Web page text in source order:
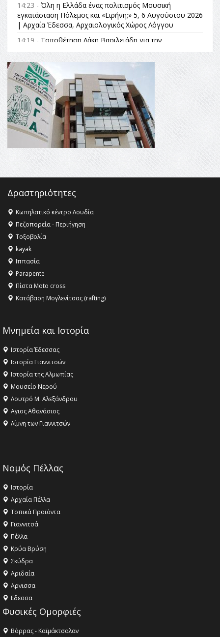
14:23 - Όλη η Ελλάδα ένας πολιτισμός Μουσική
εγκατάσταση Πόλεμος και «Ειρήνη;» 5, 6 Αυγούστου 2026
| Αρχαία Έδεσσα, Αρχαιολογικός Χώρος Λόγγου
14:19 - Τοποθέτηση Λάκη Βασιλειάδη για την
Αναθεώρηση του Συντάγματος: «Σε τέτοιες κορυφαίες
θεσμικές διαδικασίες υπάρχει μόνο η ευθύνη απέναντι
στις επόμενες γενιές»
16:35 -Το πρόγραμμα του ΠΑΟΚ στον δεύτερο γύρο του
Champions League!
16:27 -Όλυμπος: Εντάχθηκε στον Κατάλογο Παγκόσμιας
Κληρονομιάς της UNESCO – Ομόφωνη η απόφαση Ο
Όλυμπος αναγνωρίστηκε ως φυσικό και πολιτιστικό
αγαθό εξέχουσας οικουμενικής αξίας για την
ανθρωπότητα
16:18 -
ΕΝΟΡΙΑΚΕΣ ΚΑΛΟΚΑΙΡΙΝΕΣ ΔΡΑΣΕΙΣ ΓΙΑ ΠΑΙΔΙΑ
ΣΤΗΝ ΕΔΕΣΣΑ
Δραστηριότητες
Κωπηλατικό κέντρο Λουδία
Πεζοπορεία - Περιήγηση
Τοξοβολία
kayak
Ιππασία
Parapente
Πίστα Moto cross
Κατάβαση Μογλενίτσας (rafting)
Μνημεία και Ιστορία
Ιστορία Έδεσσας
Ιστορία Γιαννιτσών
Ιστορία της Αλμωπίας
Μουσείο Νερού
Λουτρό Μ. Αλεξάνδρου
Αγιος Αθανάσιος
Λίμνη των Γιαννιτσών
Νομός Πέλλας
Ιστορία
Αρχαία Πέλλα
Τοπικά Προϊόντα
Γιαννιτσά
Πέλλα
Κρύα Βρύση
Σκύδρα
Αριδαία
Aρνισσα
Eδεσσα
Φυσικές Ομορφιές
Βόρρας - Καϊμάκτσαλαν